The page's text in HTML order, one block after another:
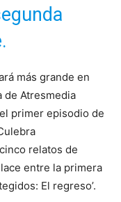
más grande en
de Atresmedia
primer episodio de
relatos de
entre la primera
El regreso’.